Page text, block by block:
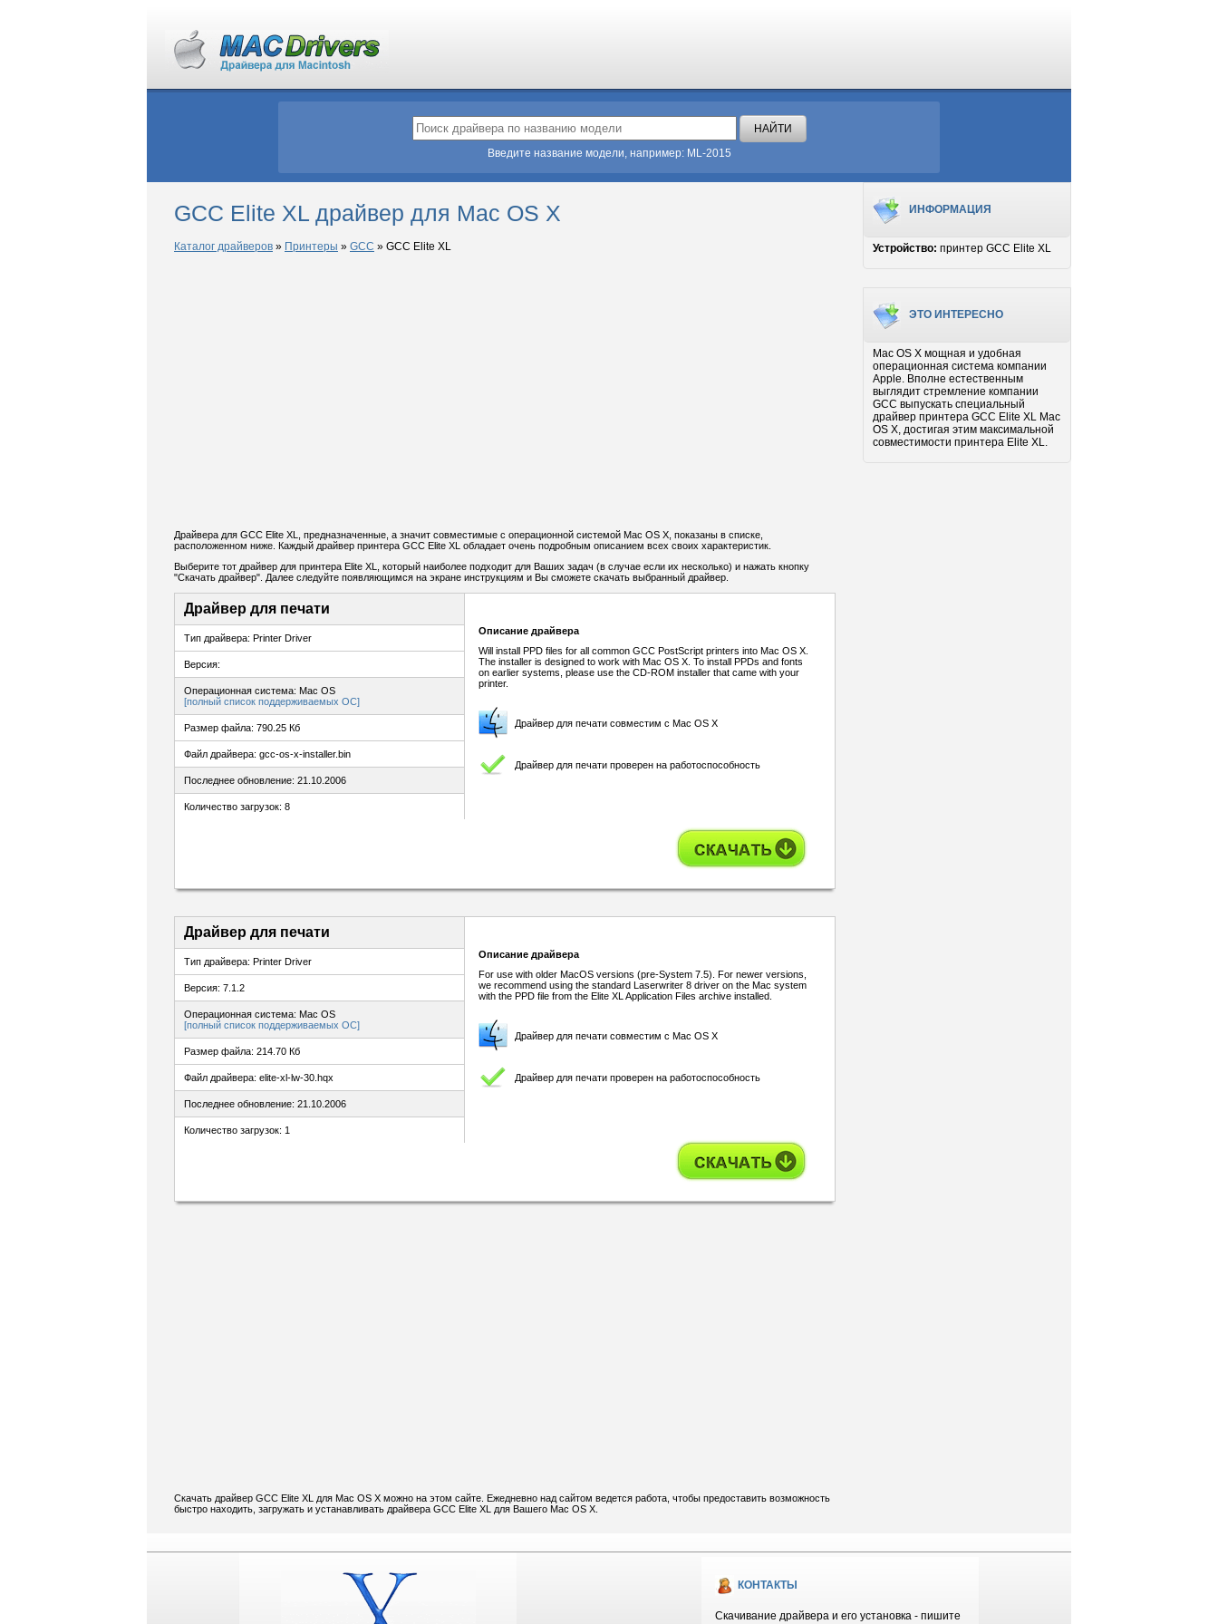
Введите название модели, например: ML-2015
GCC Elite XL драйвер для Mac OS X
Каталог драйверов » Принтеры » GCC » GCC Elite XL
Драйвера для GCC Elite XL, предназначенные, а значит совместимые с операционной системой Mac OS X, показаны в списке,
расположенном ниже. Каждый драйвер принтера GCC Elite XL обладает очень подробным описанием всех своих характеристик.
Выберите тот драйвер для принтера Elite XL, который наиболее подходит для Ваших задач (в случае если их несколько) и нажать кнопку
"Скачать драйвер". Далее следуйте появляющимся на экране инструкциям и Вы сможете скачать выбранный драйвер.
Драйвер для печати
Тип драйвера: Printer Driver
Версия:
Операционная система: Mac OS
[полный список поддерживаемых ОС]
Размер файла: 790.25 Кб
Файл драйвера: gcc-os-x-installer.bin
Последнее обновление: 21.10.2006
Количество загрузок: 8
Описание драйвера
Will install PPD files for all common GCC PostScript printers into Mac OS X.
The installer is designed to work with Mac OS X. To install PPDs and fonts
on earlier systems, please use the CD-ROM installer that came with your
printer.
Драйвер для печати совместим с Mac OS X
Драйвер для печати проверен на работоспособность
Драйвер для печати
Тип драйвера: Printer Driver
Версия: 7.1.2
Операционная система: Mac OS
[полный список поддерживаемых ОС]
Размер файла: 214.70 Кб
Файл драйвера: elite-xl-lw-30.hqx
Последнее обновление: 21.10.2006
Количество загрузок: 1
Описание драйвера
For use with older MacOS versions (pre-System 7.5). For newer versions,
we recommend using the standard Laserwriter 8 driver on the Mac system
with the PPD file from the Elite XL Application Files archive installed.
Драйвер для печати совместим с Mac OS X
Драйвер для печати проверен на работоспособность
Скачать драйвер GCC Elite XL для Mac OS X можно на этом сайте. Ежедневно над сайтом ведется работа, чтобы предоставить возможность
быстро находить, загружать и устанавливать драйвера GCC Elite XL для Вашего Mac OS X.
ИНФОРМАЦИЯ
Устройство: принтер GCC Elite XL
ЭТО ИНТЕРЕСНО
Mac OS X мощная и удобная
операционная система компании
Apple. Вполне естественным
выглядит стремление компании
GCC выпускать специальный
драйвер принтера GCC Elite XL Mac
OS X, достигая этим максимальной
совместимости принтера Elite XL.
КОНТАКТЫ
Скачивание драйвера и его установка - пишите